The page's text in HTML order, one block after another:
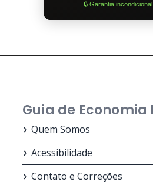
🔒 Garantia
Guia de Economia
Quem Somos
Acessibilidade
Contato e Correções